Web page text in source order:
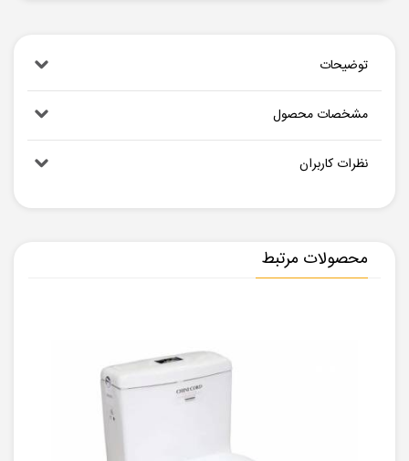
توضیحات
مشخصات محصول
نظرات کاربران
محصولات مرتبط